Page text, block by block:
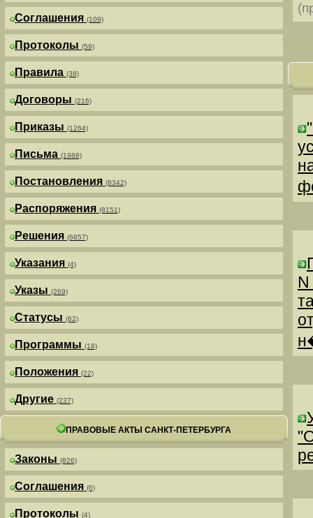
Соглашения (109)
Протоколы (59)
Правила (38)
Договоры (216)
Приказы (1264)
Письма (1988)
Постановления (8342)
Распоряжения (8151)
Решения (6857)
Указания (4)
Указы (269)
Статусы (62)
Программы (18)
Положения (22)
Другие (237)
ПРАВОВЫЕ АКТЫ САНКТ-ПЕТЕРБУРГА
Законы (826)
Соглашения (6)
Протоколы (4)